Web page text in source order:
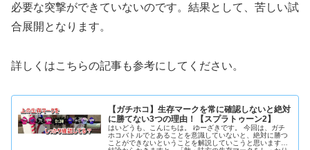
必要な突撃ができていないのです。結果として、苦しい試
合展開となります。
詳しくはこちらの記事も参考にしてください。
【ガチホコ】生存マークを常に確認しないと絶対
に勝てない3つの理由！【スプラトゥーン2】
はいどうも、こんにちは。 ゆーざきです。 今回は、ガチ
ホコバトルでとあることを意識していないと、絶対に勝つ
ことができないということを解説していこうと思います。